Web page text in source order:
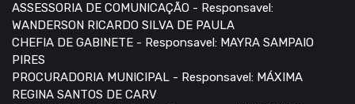
ASSESSORIA DE COMUNICAÇÃO - Responsavel:
WANDERSON RICARDO SILVA DE PAULA
CHEFIA DE GABINETE - Responsavel: MAYRA SAMPAIO
PIRES
PROCURADORIA MUNICIPAL - Responsavel: MÁXIMA
REGINA SANTOS DE CARV